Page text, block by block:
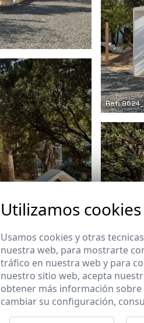
Ref:
Ref:
Utilizamos cookies
Usamos cookies y otras
nuestra web, para mostrarte
tráfico en nuestra web y para
nuestro sitio web, acepta
obtener más información sobre
cambiar su configuración,